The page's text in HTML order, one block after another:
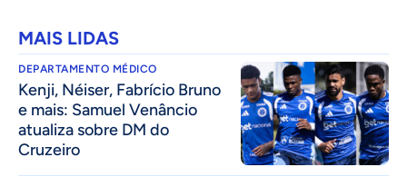
MAIS LIDAS
DEPARTAMENTO MÉDICO
Kenji, Néiser, Fabrício Bruno
e mais: Samuel Venâncio
atualiza sobre DM do
Cruzeiro